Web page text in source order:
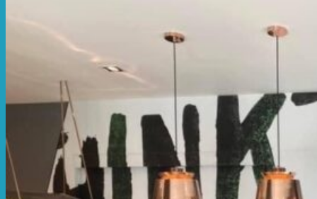
สติ๊กเกอร์ติดผนังก่อสร้าง
บริการที่ 2
สติ๊กเกอร์ติดฝาผนัง
พิมพ์สติ๊กเกอร์วอลเปเปอร์ ติดผนังด่วน
สติ๊กเกอร์แปะผนัง
สติ๊กเกอร์วอลเปเปอร์สั่งพิมพ์
พิมพ์สติ๊กเกอร์วอลเปเปอร์ติดห้องนอนเด็ก
พิมพ์สติ๊กเกอร์ติดผนังห้องพระ
พิมพ์สติ๊กเกอร์ตกแต่งผนัง